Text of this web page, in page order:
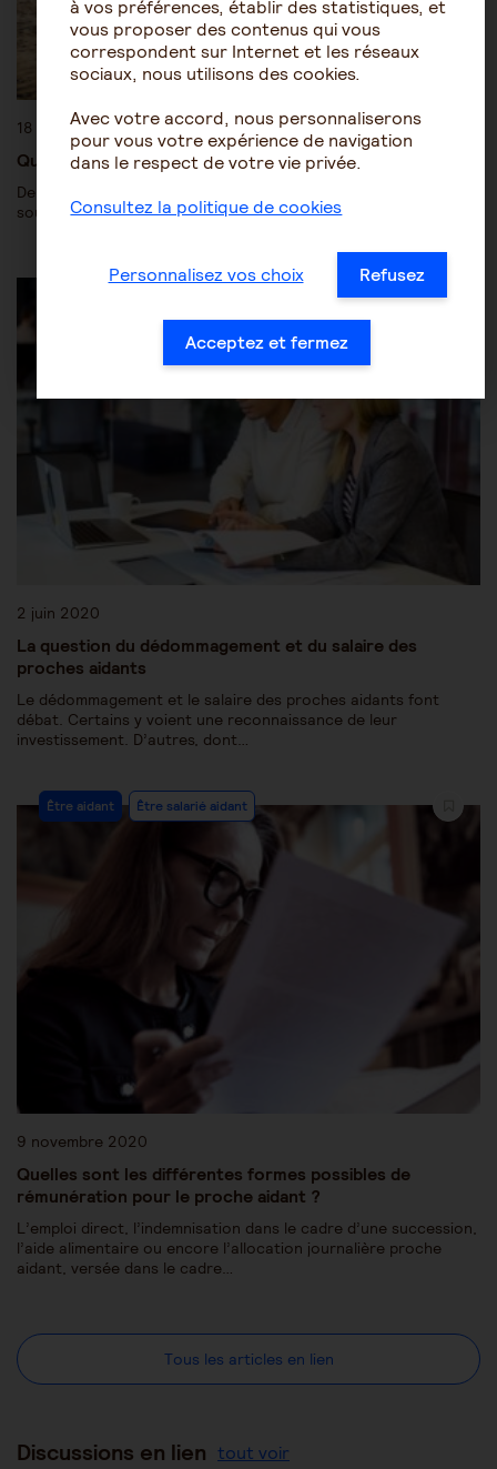
18 mai 2020
Quoi de neuf pour les aidants salariés de leur proche ?
Deux articles sont déjà parus sur le thème des aidants qui
souhaitent être salariés de leur proche au lieu de…
Être aidant Être salarié aidant
2 juin 2020
La question du dédommagement et du salaire des
proches aidants
Le dédommagement et le salaire des proches aidants font
débat. Certains y voient une reconnaissance de leur
investissement. D’autres, dont…
Être aidant Être salarié aidant
9 novembre 2020
Quelles sont les différentes formes possibles de
rémunération pour le proche aidant ?
L’emploi direct, l’indemnisation dans le cadre d’une succession,
l’aide alimentaire ou encore l’allocation journalière proche
aidant, versée dans le cadre…
Tous les articles en lien
Discussions en lien tout voir
à vos préférences, établir des statistiques, et
vous proposer des contenus qui vous
correspondent sur Internet et les réseaux
sociaux, nous utilisons des cookies.
Avec votre accord, nous personnaliserons
pour vous votre expérience de navigation
dans le respect de votre vie privée.
Consultez la politique de cookies
Personnalisez vos choix Refusez
Acceptez et fermez